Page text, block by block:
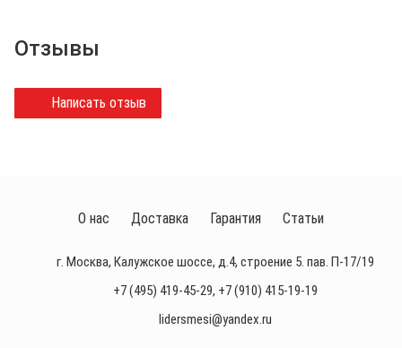
Отзывы
Написать отзыв
г. Москва, Калужское шоссе, д.4, строение 5. пав. П-17/19
+7 (495) 419-45-29, +7 (910) 415-19-19
lidersmesi@yandex.ru
О нас Доставка Гарантия Статьи